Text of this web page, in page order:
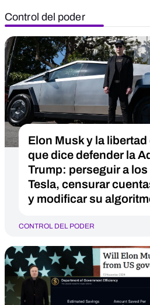
Control del poder
Elon Musk y la
que dice defender la
Trump: perseguir a
Tesla, censurar
y modificar su
CONTROL DEL PODER